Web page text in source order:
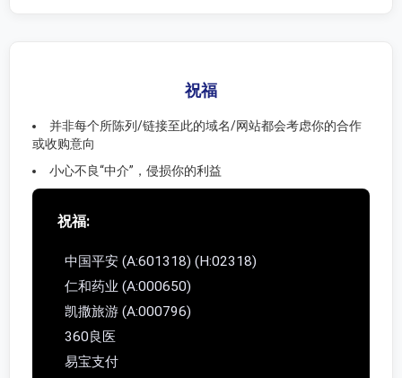
祝福
并非每个所陈列/链接至此的域名/网站都会考虑你的合作
或收购意向
小心不良“中介”，侵损你的利益
祝福:
中国平安 (A:601318) (H:02318)
仁和药业 (A:000650)
凯撒旅游 (A:000796)
360良医
易宝支付